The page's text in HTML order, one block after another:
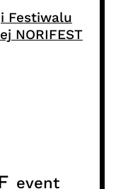
Festiwalu
NORIFEST
event